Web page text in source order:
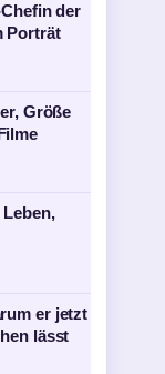
der
Porträt
Größe
er jetzt
lässt